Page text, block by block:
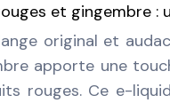
et gingembre :
original et
apporte une
rouges. Ce e-